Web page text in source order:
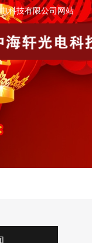
科技有限公司网站